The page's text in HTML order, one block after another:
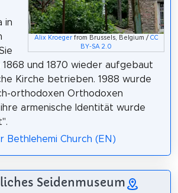
Alix Kroegerfrom Brussels, Belgium / CC
BY-SA 2.0
in
und 1870 wieder aufgebaut
Kirche betrieben. 1988 wurde
orthodoxen Orthodoxen
armenische Identität wurde
Bethlehemi Church (EN)
Seidenmuseum